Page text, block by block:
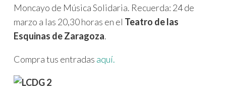
Moncayo de Música Solidaria. Recuerda: 24 de
marzo a las 20,30 horas en el Teatro de las
Esquinas de Zaragoza.
Compra tus entradas aquí.